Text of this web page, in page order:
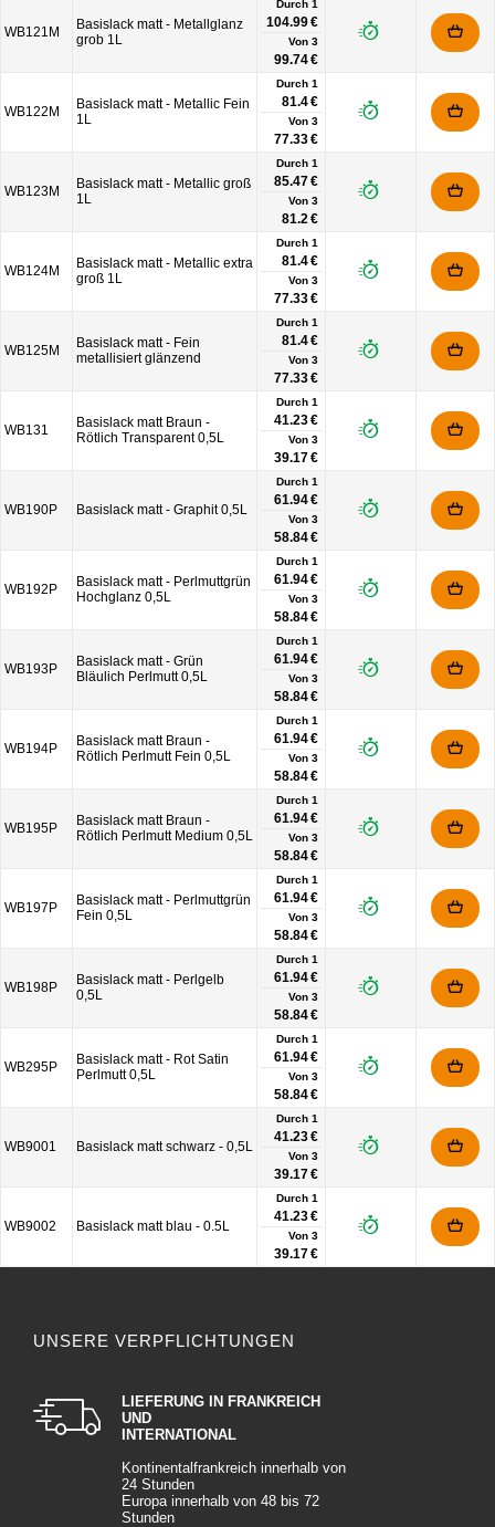
WB121M
Basislack matt - Metallglanz
grob 1L
Durch 1
104.99 €
Von 3
99.74 €
WB122M
Basislack matt - Metallic Fein
1L
Durch 1
81.4 €
Von 3
77.33 €
WB123M
Basislack matt - Metallic groß
1L
Durch 1
85.47 €
Von 3
81.2 €
WB124M
Basislack matt - Metallic extra
groß 1L
Durch 1
81.4 €
Von 3
77.33 €
WB125M
Basislack matt - Fein
metallisiert glänzend
Durch 1
81.4 €
Von 3
77.33 €
WB131
Basislack matt Braun -
Rötlich Transparent 0,5L
Durch 1
41.23 €
Von 3
39.17 €
WB190P Basislack matt - Graphit 0,5L
Durch 1
61.94 €
Von 3
58.84 €
WB192P
Basislack matt - Perlmuttgrün
Hochglanz 0,5L
Durch 1
61.94 €
Von 3
58.84 €
WB193P
Basislack matt - Grün
Bläulich Perlmutt 0,5L
Durch 1
61.94 €
Von 3
58.84 €
WB194P
Basislack matt Braun -
Rötlich Perlmutt Fein 0,5L
Durch 1
61.94 €
Von 3
58.84 €
WB195P
Basislack matt Braun -
Rötlich Perlmutt Medium 0,5L
Durch 1
61.94 €
Von 3
58.84 €
WB197P
Basislack matt - Perlmuttgrün
Fein 0,5L
Durch 1
61.94 €
Von 3
58.84 €
WB198P
Basislack matt - Perlgelb
0,5L
Durch 1
61.94 €
Von 3
58.84 €
WB295P
Basislack matt - Rot Satin
Perlmutt 0,5L
Durch 1
61.94 €
Von 3
58.84 €
WB9001 Basislack matt schwarz - 0,5L
Durch 1
41.23 €
Von 3
39.17 €
WB9002 Basislack matt blau - 0.5L
Durch 1
41.23 €
Von 3
39.17 €
UNSERE VERPFLICHTUNGEN
LIEFERUNG IN FRANKREICH
UND
INTERNATIONAL
Kontinentalfrankreich innerhalb von
24 Stunden
Europa innerhalb von 48 bis 72
Stunden